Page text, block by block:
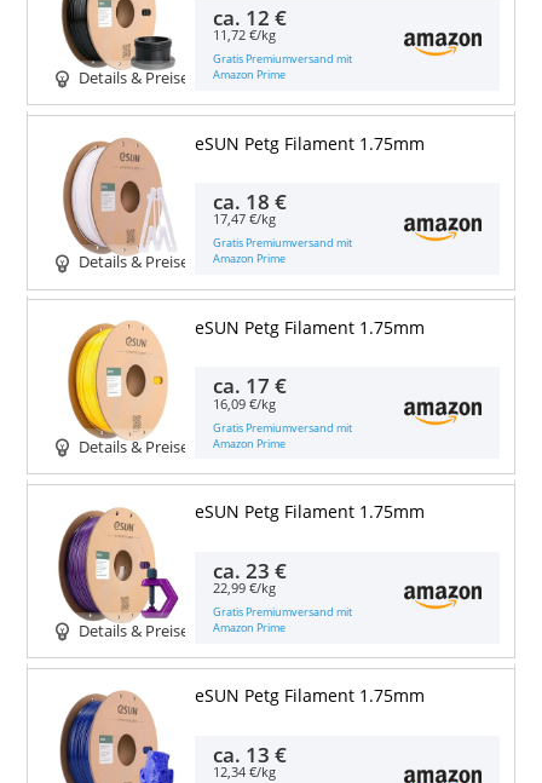
Details & Preise
ca. 12 €
11,72 €/kg
Gratis Premiumversand mit
Amazon Prime
Details & Preise
eSUN Petg Filament 1.75mm
ca. 18 €
17,47 €/kg
Gratis Premiumversand mit
Amazon Prime
Details & Preise
eSUN Petg Filament 1.75mm
ca. 17 €
16,09 €/kg
Gratis Premiumversand mit
Amazon Prime
Details & Preise
eSUN Petg Filament 1.75mm
ca.23 €
22,99 €/kg
Gratis Premiumversand mit
Amazon Prime
eSUN Petg Filament 1.75mm
ca. 13 €
12,34 €/kg